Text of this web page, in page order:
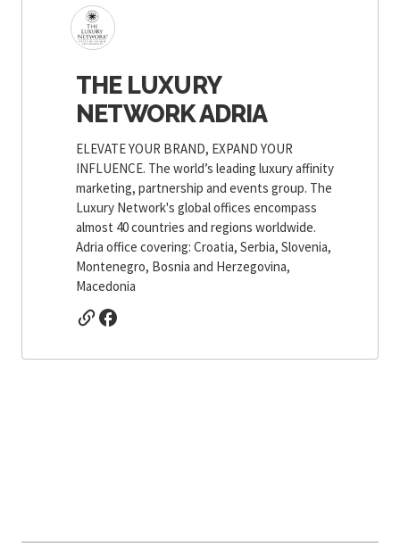
THE LUXURY
NETWORK ADRIA
ELEVATE YOUR BRAND, EXPAND YOUR
INFLUENCE. The world’s leading luxury affinity
marketing, partnership and events group. The
Luxury Network's global offices encompass
almost 40 countries and regions worldwide.
Adria office covering: Croatia, Serbia, Slovenia,
Montenegro, Bosnia and Herzegovina,
Macedonia